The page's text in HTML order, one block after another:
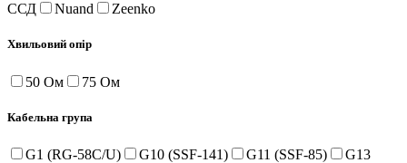
ССД
Nuand Zeenko
Хвильовий опір
50 Ом 75 Ом
Кабельна група
G1 (RG-58C/U) G10 (SSF-141) G11 (SSF-85)
G13